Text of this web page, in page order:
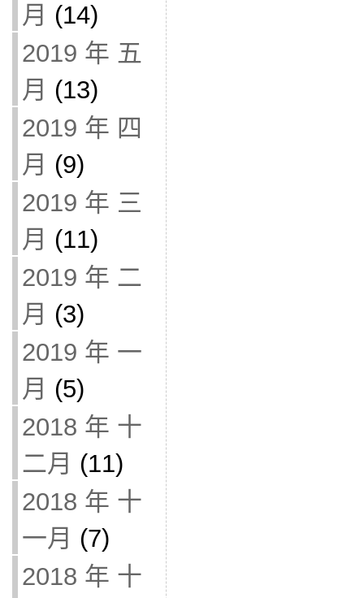
月 (14)
2019 年 五
月 (13)
2019 年 四
月 (9)
2019 年 三
月 (11)
2019 年 二
月 (3)
2019 年 一
月 (5)
2018 年 十
二月 (11)
2018 年 十
一月 (7)
2018 年 十